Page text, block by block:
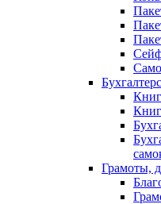
Грамоты,